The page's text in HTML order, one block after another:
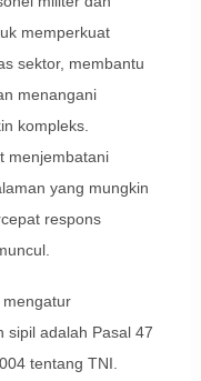
memperkuat
sektor, membantu
menangani
kompleks.
menjembatani
yang mungkin
respons
sipil adalah Pasal 47
tentang TNI.